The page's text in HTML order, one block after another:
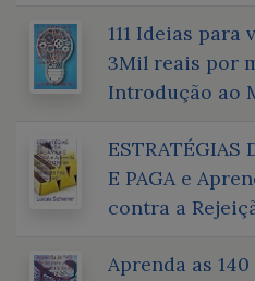
111 Ideias para
3Mil reais por
Introdução ao
ESTRATÉGIAS
E PAGA e
contra a
Aprenda as